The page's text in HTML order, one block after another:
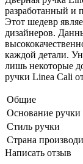
разработанный и
Этот шедевр
дизайнеров.
каждой детали.
лишь некоторые
ручки Linea Cali
Общие
Основание ручки
Стиль ручки
Страна
Написать отзыв